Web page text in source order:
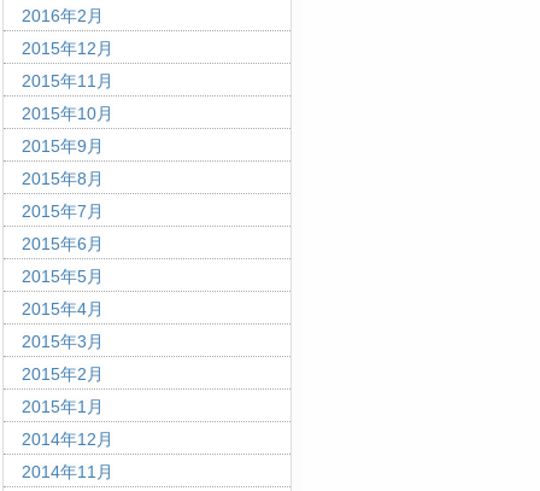
2016年2月
2015年12月
2015年11月
2015年10月
2015年9月
2015年8月
2015年7月
2015年6月
2015年5月
2015年4月
2015年3月
2015年2月
2015年1月
2014年12月
2014年11月